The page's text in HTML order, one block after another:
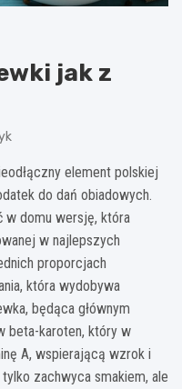
jak z
element polskiej
do dań obiadowych.
domu wersję, która
w najlepszych
proporcjach
która wydobywa
będąca głównym
beta-karoten, który w
A, wspierającą wzrok i
zachwyca smakiem, ale